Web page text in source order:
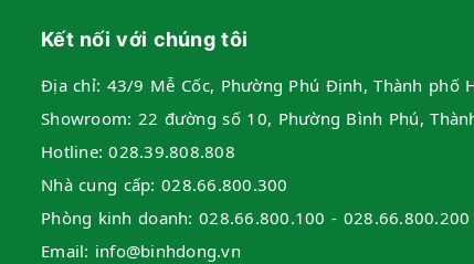
Kết nối với chúng tôi
Địa chỉ: 43/9 Mễ Cốc, Phường Phú Định, Thành phố
Showroom: 22 đường số 10, Phường Bình Phú,
Hotline: 028.39.808.808
Nhà cung cấp: 028.66.800.300
Phòng kinh doanh: 028.66.800.100 - 028.66.800.200
Email: info@binhdong.vn